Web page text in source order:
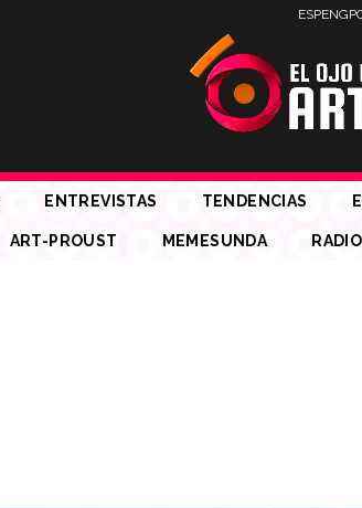
ESPENG
ENTREVISTAS TENDENCIAS
ART-PROUST MEMESUNDA RADIO